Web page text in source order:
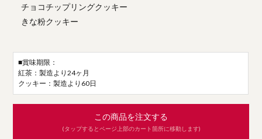
チョコチップリングクッキー
きな粉クッキー
■賞味期限：
紅茶：製造より24ヶ月
クッキー：製造より60日
この商品を注文する
(タップするとページ上部のカート箇所に移動します)